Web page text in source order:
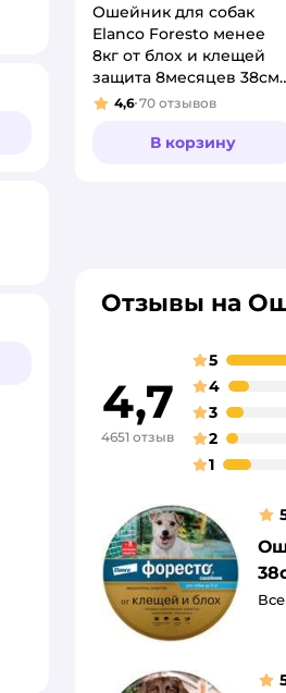
Ошейник для собак
Elanco Foresto менее
8кг от блох и клещей
защита 8месяцев 38см
65231
Рейтинг:
4,6 70 отзывов
В корзину
Отзывы на
4,7
4651 отзыв
5
4
3
2
1